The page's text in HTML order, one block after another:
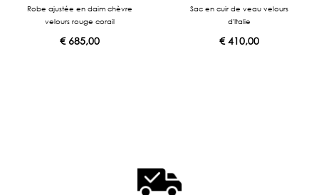
Robe ajustée en daim chèvre
velours rouge corail
€685,00
Sac en cuir de veau velours
d'Italie
€410,00